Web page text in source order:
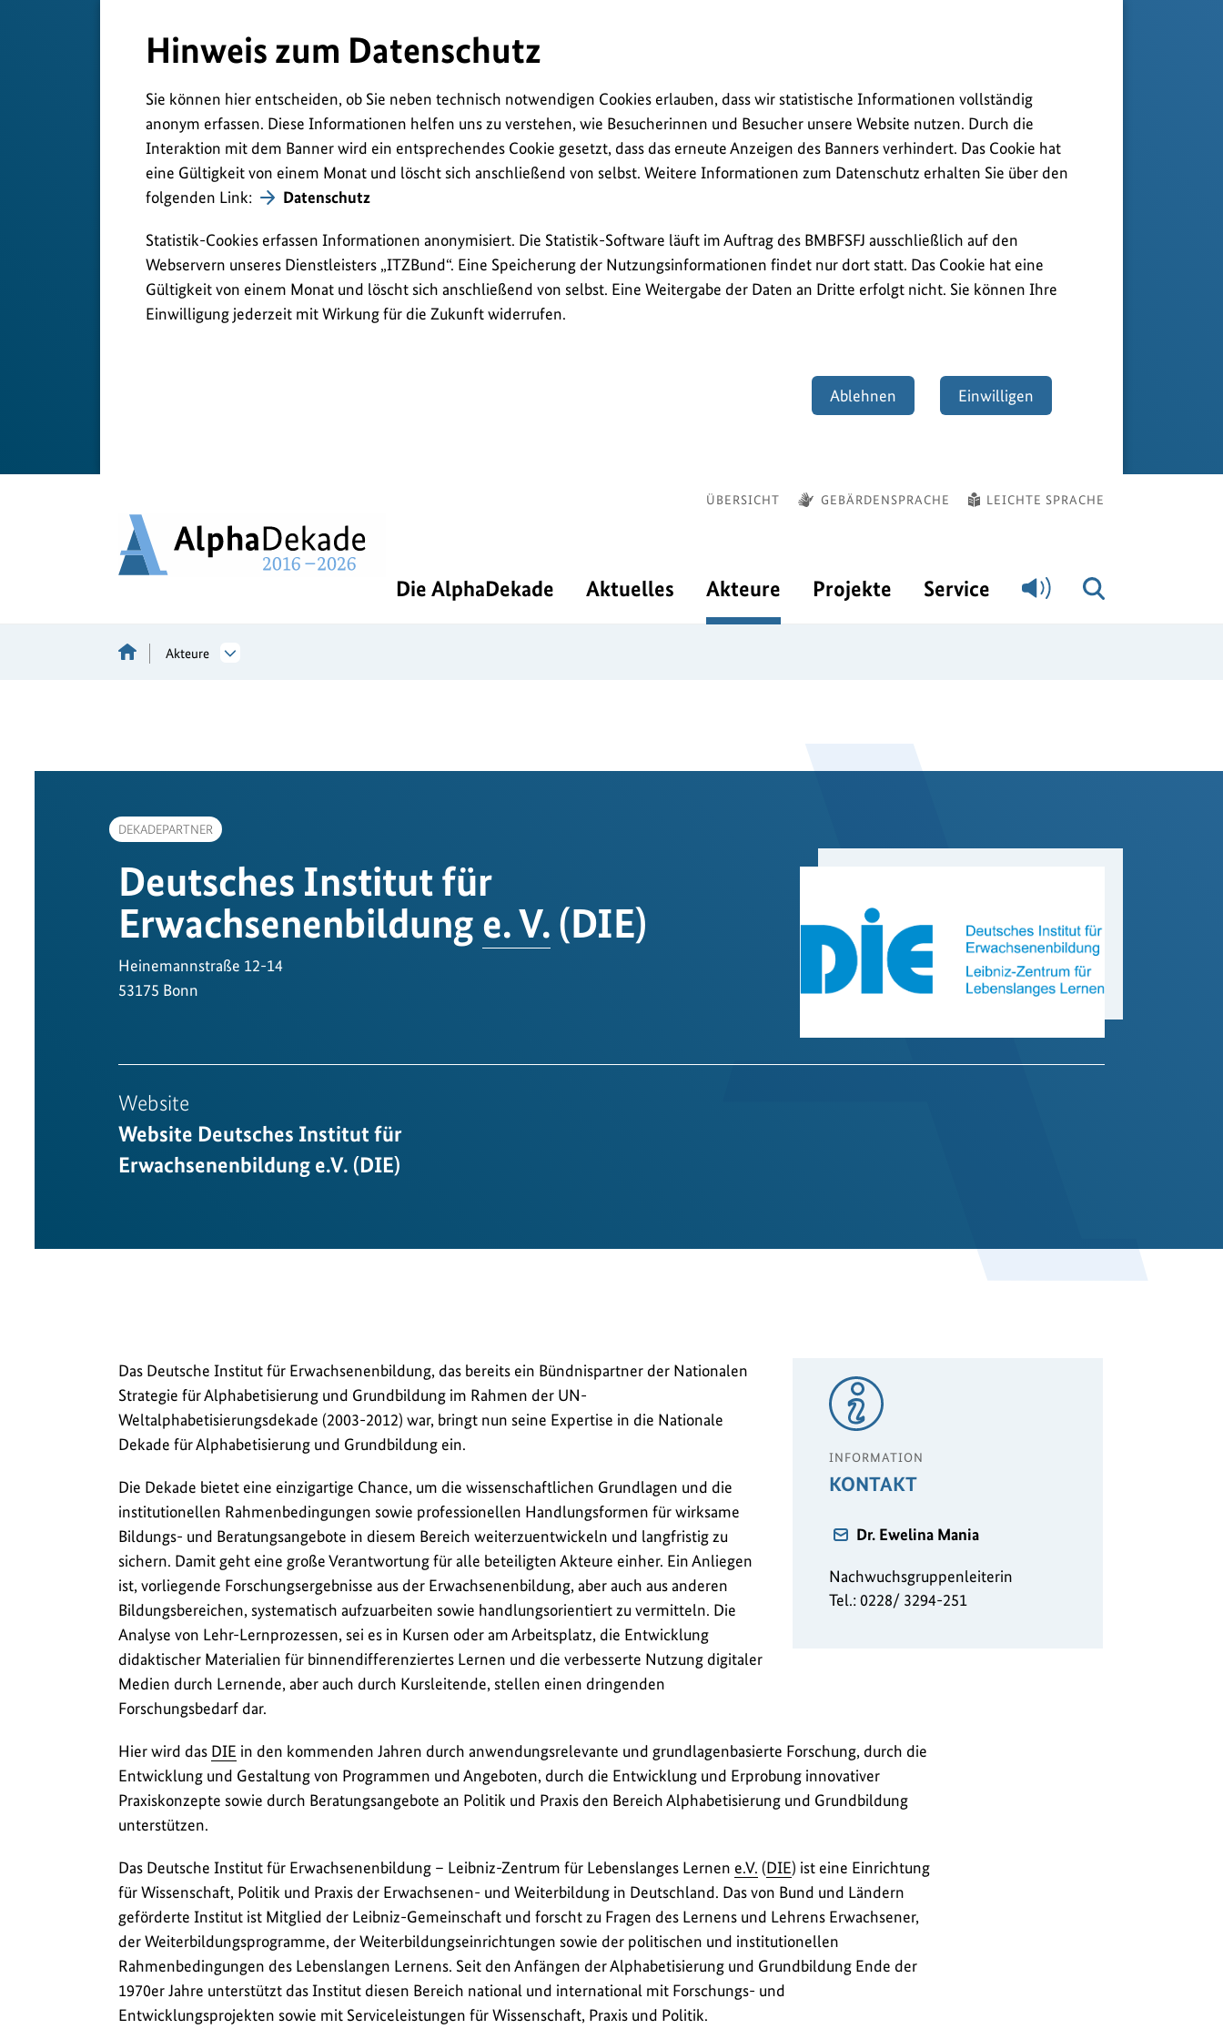
Hinweis zum Datenschutz
Sie können hier entscheiden, ob Sie neben technisch notwendigen Cookies erlauben, dass wir statistische Informationen vollständig
anonym erfassen. Diese Informationen helfen uns zu verstehen, wie Besucherinnen und Besucher unsere Website nutzen. Durch die
Interaktion mit dem Banner wird ein entsprechendes Cookie gesetzt, dass das erneute Anzeigen des Banners verhindert. Das Cookie hat
eine Gültigkeit von einem Monat und löscht sich anschließend von selbst. Weitere Informationen zum Datenschutz erhalten Sie über den
folgenden Link:
Datenschutz
Statistik-Cookies erfassen Informationen anonymisiert. Die Statistik-Software läuft im Auftrag des BMBFSFJ ausschließlich auf den
Webservern unseres Dienstleisters „ITZBund“. Eine Speicherung der Nutzungsinformationen findet nur dort statt. Das Cookie hat eine
Gültigkeit von einem Monat und löscht sich anschließend von selbst. Eine Weitergabe der Daten an Dritte erfolgt nicht. Sie können Ihre
Einwilligung jederzeit mit Wirkung für die Zukunft widerrufen.
Ablehnen Einwilligen
ÜBERSICHT GEBÄRDENSPRACHE LEICHTE SPRACHE
Die AlphaDekade Aktuelles Akteure Projekte Service
Akteure
Deutsches Institut für
Erwachsenenbildung e. V. (DIE)
Heinemannstraße 12-14
53175 Bonn
DEKADEPARTNER
Website
Website Deutsches Institut für
Erwachsenenbildung e.V. (DIE)
INFORMATION
KONTAKT
Dr. Ewelina Mania
Nachwuchsgruppenleiterin
Tel.: 0228/ 3294-251
Das Deutsche Institut für Erwachsenenbildung, das bereits ein Bündnispartner der Nationalen
Strategie für Alphabetisierung und Grundbildung im Rahmen der UN-
Weltalphabetisierungsdekade (2003-2012) war, bringt nun seine Expertise in die Nationale
Dekade für Alphabetisierung und Grundbildung ein.
Die Dekade bietet eine einzigartige Chance, um die wissenschaftlichen Grundlagen und die
institutionellen Rahmenbedingungen sowie professionellen Handlungsformen für wirksame
Bildungs- und Beratungsangebote in diesem Bereich weiterzuentwickeln und langfristig zu
sichern. Damit geht eine große Verantwortung für alle beteiligten Akteure einher. Ein Anliegen
ist, vorliegende Forschungsergebnisse aus der Erwachsenenbildung, aber auch aus anderen
Bildungsbereichen, systematisch aufzuarbeiten sowie handlungsorientiert zu vermitteln. Die
Analyse von Lehr-Lernprozessen, sei es in Kursen oder am Arbeitsplatz, die Entwicklung
didaktischer Materialien für binnendifferenziertes Lernen und die verbesserte Nutzung digitaler
Medien durch Lernende, aber auch durch Kursleitende, stellen einen dringenden
Forschungsbedarf dar.
Hier wird das DIE in den kommenden Jahren durch anwendungsrelevante und grundlagenbasierte Forschung, durch die
Entwicklung und Gestaltung von Programmen und Angeboten, durch die Entwicklung und Erprobung innovativer
Praxiskonzepte sowie durch Beratungsangebote an Politik und Praxis den Bereich Alphabetisierung und Grundbildung
unterstützen.
Das Deutsche Institut für Erwachsenenbildung – Leibniz-Zentrum für Lebenslanges Lernen e.V. (DIE) ist eine Einrichtung
für Wissenschaft, Politik und Praxis der Erwachsenen- und Weiterbildung in Deutschland. Das von Bund und Ländern
geförderte Institut ist Mitglied der Leibniz-Gemeinschaft und forscht zu Fragen des Lernens und Lehrens Erwachsener,
der Weiterbildungsprogramme, der Weiterbildungseinrichtungen sowie der politischen und institutionellen
Rahmenbedingungen des Lebenslangen Lernens. Seit den Anfängen der Alphabetisierung und Grundbildung Ende der
1970er Jahre unterstützt das Institut diesen Bereich national und international mit Forschungs- und
Entwicklungsprojekten sowie mit Serviceleistungen für Wissenschaft, Praxis und Politik.